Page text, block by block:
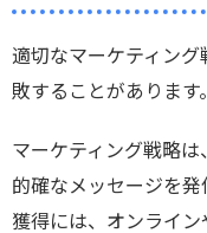
適切なマーケティン
敗することがあります。
マーケティング戦略は
的確なメッセージを
獲得には、オンライ